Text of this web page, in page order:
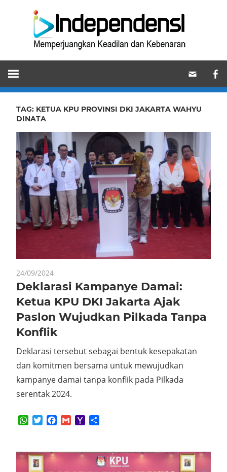
Memperjuangkan
Keadilan
dan
Kebenaran
TAG: KETUA KPU PROVINSI DKI JAKARTA WAHYU
DINATA
24/09/2024
Deklarasi Kampanye Damai:
Ketua KPU DKI Jakarta Ajak
Paslon Wujudkan Pilkada Tanpa
Konflik
Deklarasi tersebut sebagai bentuk kesepakatan
dan komitmen bersama untuk mewujudkan
kampanye damai tanpa konflik pada Pilkada
serentak 2024.
WhatsApp
TwitterFacebook
GmailYahoo